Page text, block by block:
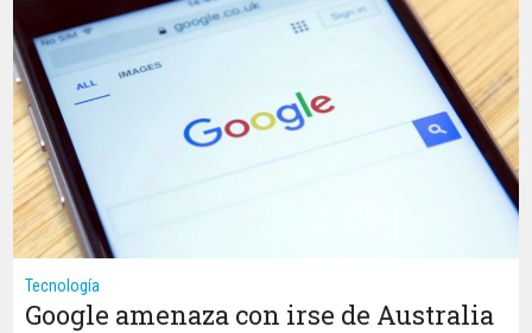
Tecnología
Google amenaza con irse de Australia